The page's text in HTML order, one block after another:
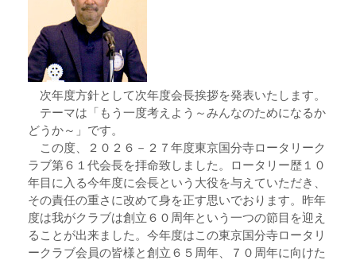
次年度方針として次年度会長挨拶を発表いたします。
テーマは「もう一度考えよう～みんなのためになるか
どうか～」です。
この度、２０２６－２７年度東京国分寺ロータリーク
ラブ第６１代会長を拝命致しました。ロータリー歴１０
年目に入る今年度に会長という大役を与えていただき、
その責任の重さに改めて身を正す思いでおります。昨年
度は我がクラブは創立６０周年という一つの節目を迎え
ることが出来ました。今年度はこの東京国分寺ロータリ
ークラブ会員の皆様と創立６５周年、７０周年に向けた